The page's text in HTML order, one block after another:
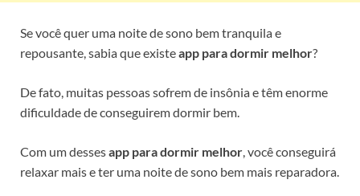
Se você quer uma noite de sono bem tranquila e
repousante, sabia que existeapp para dormir melhor?
De fato, muitas pessoas sofrem de insônia e têm enorme
dificuldade de conseguirem dormir bem.
Com um dessesapp para dormir melhor, você conseguirá
relaxar mais e ter uma noite de sono bem mais reparadora.